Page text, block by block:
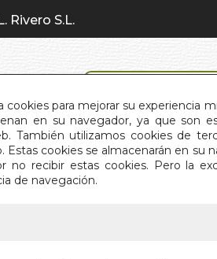
cookies para mejorar su experiencia
en su navegador, ya que son
También utilizamos cookies de
Estas cookies se almacenarán en
no recibir estas cookies. Pero la
de navegación.
Rivero S.L.
INICIO